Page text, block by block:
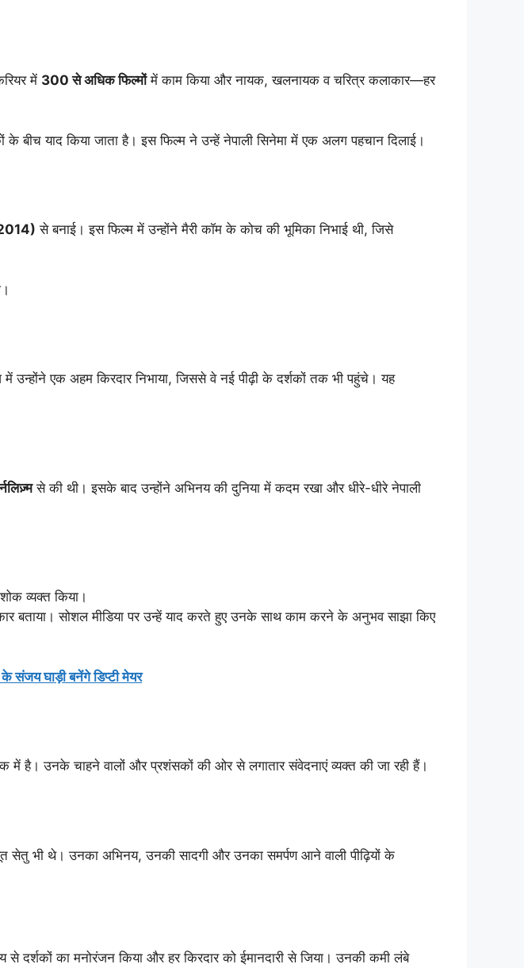
में 300 से अधिक फिल्मोंमें काम किया और नायक, खलनायक व चरित्र कलाकार—हर
के बीच याद किया जाता है। इस फिल्म ने उन्हें नेपाली सिनेमा में एक अलग पहचान दिलाई।
से बनाई। इस फिल्म में उन्होंने मैरी कॉम के कोच की भूमिका निभाई थी, जिसे
एक अहम किरदार निभाया, जिससे वे नई पीढ़ी के दर्शकों तक भी पहुंचे। यह
से की थी। इसके बाद उन्होंने अभिनय की दुनिया में कदम रखा और धीरे-धीरे नेपाली
व्यक्त किया।
बताया। सोशल मीडिया पर उन्हें याद करते हुए उनके साथ काम करने के अनुभव साझा किए
संजय घाड़ी बनेंगे डिप्टी मेयर
में है। उनके चाहने वालों और प्रशंसकों की ओर से लगातार संवेदनाएं व्यक्त की जा रही हैं।
सेतु भी थे। उनका अभिनय, उनकी सादगी और उनका समर्पण आने वाली पीढ़ियों के
का मनोरंजन किया और हर किरदार को ईमानदारी से जिया। उनकी कमी लंबे